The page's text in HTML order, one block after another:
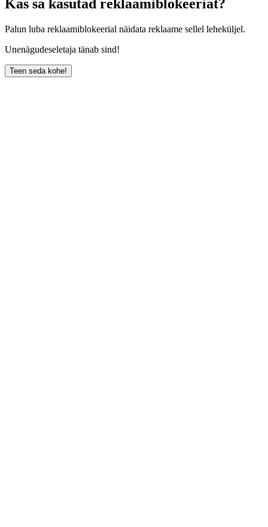
Kas sa kasutad reklaamiblokeeriat?
Palun luba reklaamiblokeerial näidata reklaame sellel leheküljel.
Unenägudeseletaja tänab sind!
Teen seda kohe!